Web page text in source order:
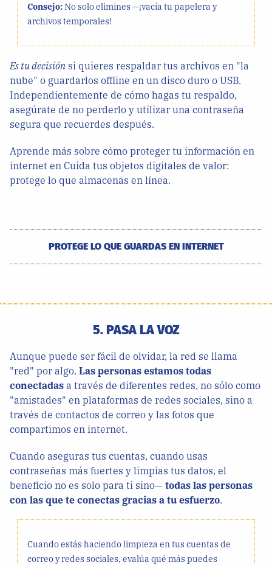
Consejo:No solo elimines —¡vacía tu papelera y
archivos temporales!
Es tu decisión si quieres respaldar tus archivos en "la
nube" o guardarlos offline en un disco duro o USB.
Independientemente de cómo hagas tu respaldo,
asegúrate de no perderlo y utilizar una contraseña
segura que recuerdes después.
Aprende más sobre cómo proteger tu información en
internet en Cuida tus objetos digitales de valor:
protege lo que almacenas en línea.
PROTEGE LO QUE GUARDAS EN INTERNET
5. PASA LA VOZ
Aunque puede ser fácil de olvidar, la red se llama
"red" por algo. Las personas estamos todas
conectadas a través de diferentes redes, no sólo como
"amistades" en plataformas de redes sociales, sino a
través de contactos de correo y las fotos que
compartimos en internet.
Cuando aseguras tus cuentas, cuando usas
contraseñas más fuertes y limpias tus datos, el
beneficio no es solo para ti sino— todas las personas
con las que te conectas gracias a tu esfuerzo.
Cuando estás haciendo limpieza en tus cuentas de
correo y redes sociales, evalúa qué más puedes